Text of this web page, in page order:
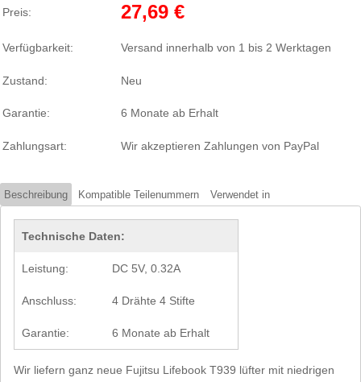
Preis: 27,69 €
Verfügbarkeit: Versand innerhalb von 1 bis 2 Werktagen
Zustand: Neu
Garantie: 6 Monate ab Erhalt
Zahlungsart: Wir akzeptieren Zahlungen von PayPal
Beschreibung Kompatible Teilenummern Verwendet in
Technische Daten:
Leistung: DC 5V, 0.32A
Anschluss: 4 Drähte 4 Stifte
Garantie: 6 Monate ab Erhalt
Wir liefern ganz neue Fujitsu Lifebook T939 lüfter mit niedrigen